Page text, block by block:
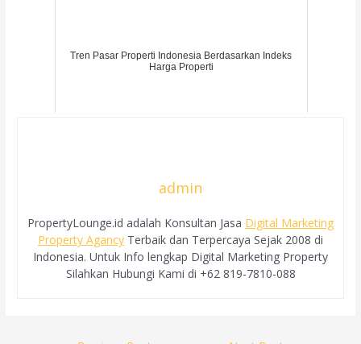
Tren Pasar Properti Indonesia Berdasarkan Indeks
Harga Properti
admin
PropertyLounge.id adalah Konsultan Jasa Digital Marketing
Property Agancy Terbaik dan Terpercaya Sejak 2008 di
Indonesia. Untuk Info lengkap Digital Marketing Property
Silahkan Hubungi Kami di +62 819-7810-088